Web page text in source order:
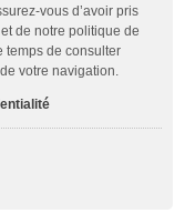
vous d’avoir pris
de notre politique de
temps de consulter
votre navigation.